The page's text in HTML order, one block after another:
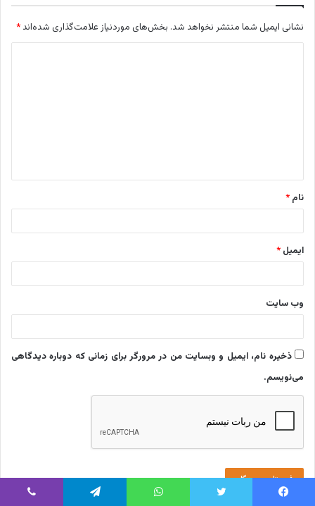
نشانی ایمیل شما منتشر نخواهد شد. بخش‌های موردنیاز علامت‌گذاری شده‌اند *
*
نام *
ایمیل *
وب‌ سایت
ذخیره نام، ایمیل و وبسایت من در مرورگر برای زمانی که دوباره دیدگاهی
می‌نویسم.